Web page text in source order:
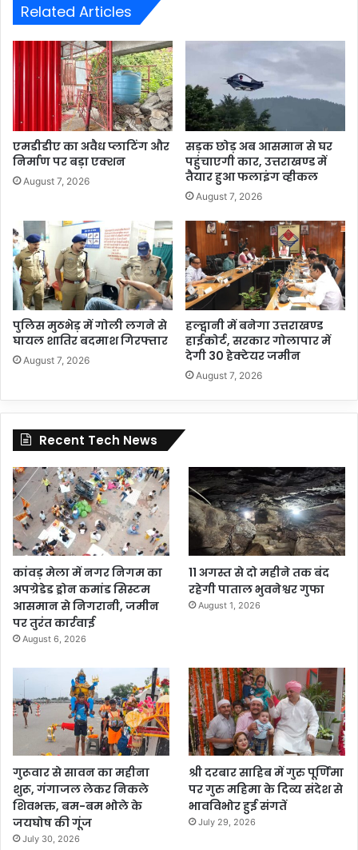
Related Articles
एमडीडीए का अवैध प्लाटिंग और
निर्माण पर बड़ा एक्शन
August 7, 2026
सड़क छोड़ अब आसमान से घर
पहुंचाएगी कार, उत्तराखण्ड में
तैयार हुआ फलाइंग व्हीकल
August 7, 2026
पुलिस मुठभेड़ में गोली लगने से
घायल शातिर बदमाश गिरफ्तार
August 7, 2026
हल्द्वानी में बनेगा उत्तराखण्ड
हाईकोर्ट, सरकार गोलापार में
देगी 30 हेक्टेयर जमीन
August 7, 2026
Recent Tech News
कांवड़ मेला में नगर निगम का
अपग्रेडेड ड्रोन कमांड सिस्टम
आसमान से निगरानी, जमीन
पर तुरंत कार्रवाई
August 6, 2026
11 अगस्त से दो महीने तक बंद
रहेगी पाताल भुवनेश्वर गुफा
August 1, 2026
गुरूवार से सावन का महीना
शुरू, गंगाजल लेकर निकले
शिवभक्त, बम-बम भोले के
जयघोष की गूंज
July 30, 2026
श्री दरबार साहिब में गुरु पूर्णिमा
पर गुरु महिमा के दिव्य संदेश से
भावविभोर हुई संगतें
July 29, 2026